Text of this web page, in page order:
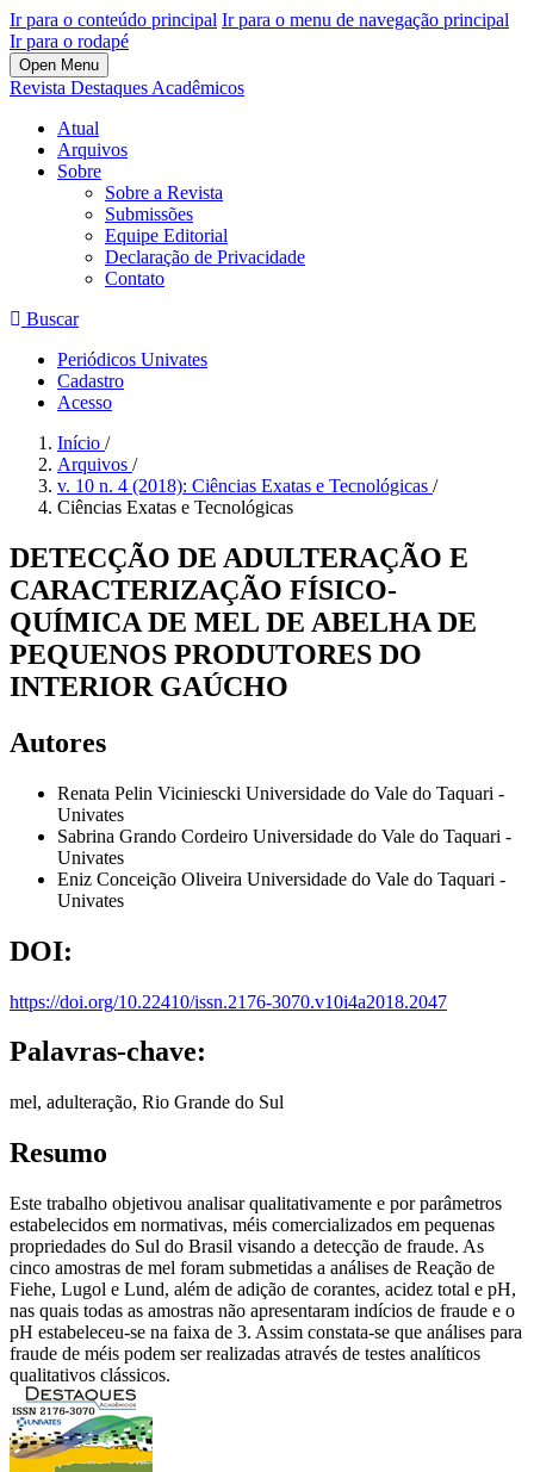
Ir para o conteúdo principal Ir para o menu de navegação principal
Ir para o rodapé
Open Menu
Revista Destaques Acadêmicos
Atual
Arquivos
Sobre
Sobre a Revista
Submissões
Equipe Editorial
Declaração de Privacidade
Contato
Buscar
Periódicos Univates
Cadastro
Acesso
Início /
Arquivos /
v. 10 n. 4 (2018): Ciências Exatas e Tecnológicas /
Ciências Exatas e Tecnológicas
DETECÇÃO DE ADULTERAÇÃO E
CARACTERIZAÇÃO FÍSICO-
QUÍMICA DE MEL DE ABELHA DE
PEQUENOS PRODUTORES DO
INTERIOR GAÚCHO
Autores
Renata Pelin Viciniescki Universidade do Vale do Taquari -
Univates
Sabrina Grando Cordeiro Universidade do Vale do Taquari -
Univates
Eniz Conceição Oliveira Universidade do Vale do Taquari -
Univates
DOI:
https://doi.org/10.22410/issn.2176-3070.v10i4a2018.2047
Palavras-chave:
mel, adulteração, Rio Grande do Sul
Resumo
Este trabalho objetivou analisar qualitativamente e por parâmetros
estabelecidos em normativas, méis comercializados em pequenas
propriedades do Sul do Brasil visando a detecção de fraude. As
cinco amostras de mel foram submetidas a análises de Reação de
Fiehe, Lugol e Lund, além de adição de corantes, acidez total e pH,
nas quais todas as amostras não apresentaram indícios de fraude e o
pH estabeleceu-se na faixa de 3. Assim constata-se que análises para
fraude de méis podem ser realizadas através de testes analíticos
qualitativos clássicos.